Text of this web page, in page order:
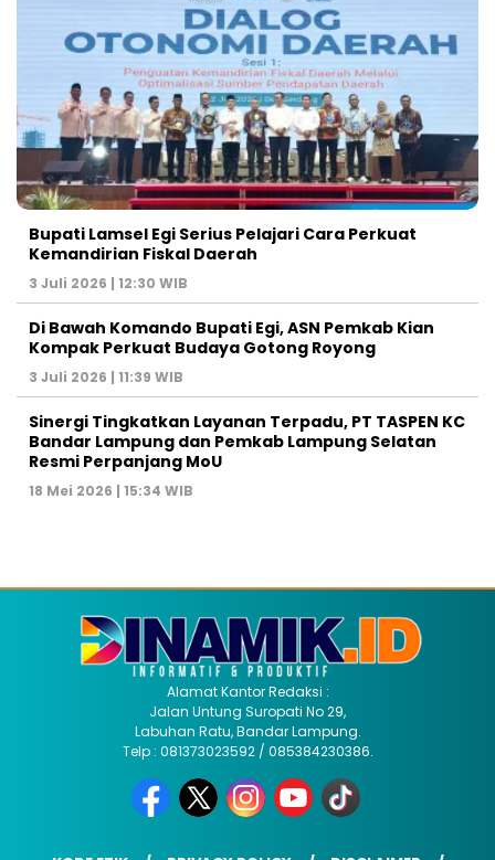
Bupati Lamsel Egi Serius Pelajari Cara Perkuat
Kemandirian Fiskal Daerah
3 Juli 2026 | 12:30 WIB
Di Bawah Komando Bupati Egi, ASN Pemkab Kian
Kompak Perkuat Budaya Gotong Royong
3 Juli 2026 | 11:39 WIB
Sinergi Tingkatkan Layanan Terpadu, PT TASPEN KC
Bandar Lampung dan Pemkab Lampung Selatan
Resmi Perpanjang MoU
18 Mei 2026 | 15:34 WIB
Alamat Kantor Redaksi :
Jalan Untung Suropati No 29,
Labuhan Ratu, Bandar Lampung.
Telp : 081373023592 / 085384230386.